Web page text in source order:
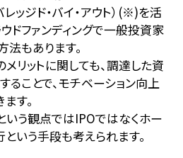
ッジド・バイ・アウト）(※)を活
ドファンディングで一般投資家
もあります。
リットに関しても、調達した資
ことで、モチベーション向上
す。
う観点ではIPOではなくホー
いう手段も考えられます。